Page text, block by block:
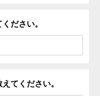
ださい。
てください。